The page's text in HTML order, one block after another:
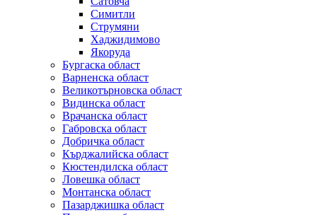
Симитли
Струмяни
Хаджидимово
Якоруда
Бургаска област
Варненска област
Великотърновска област
Видинска област
Врачанска област
Габровска област
Добричка област
Кърджалийска област
Кюстендилска област
Ловешка област
Монтанска област
Пазарджишка област